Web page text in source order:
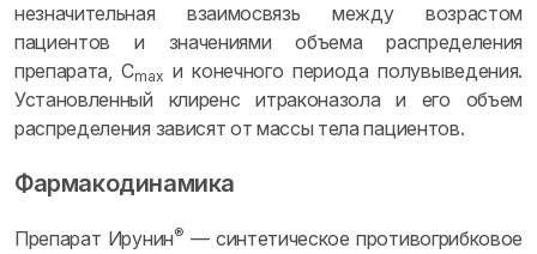
незначительная взаимосвязь между возрастом
пациентов и значениями объема распределения
препарата, Cmax и конечного периода полувыведения.
Установленный клиренс итраконазола и его объем
распределения зависят от массы тела пациентов.
Фармакодинамика
Препарат Ирунин® — синтетическое противогрибковое